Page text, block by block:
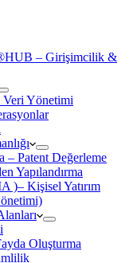
– Girişimcilik &
Veri Yönetimi
Patent Değerleme
Yapılandırma
)– Kişisel Yatırım
Oluşturma